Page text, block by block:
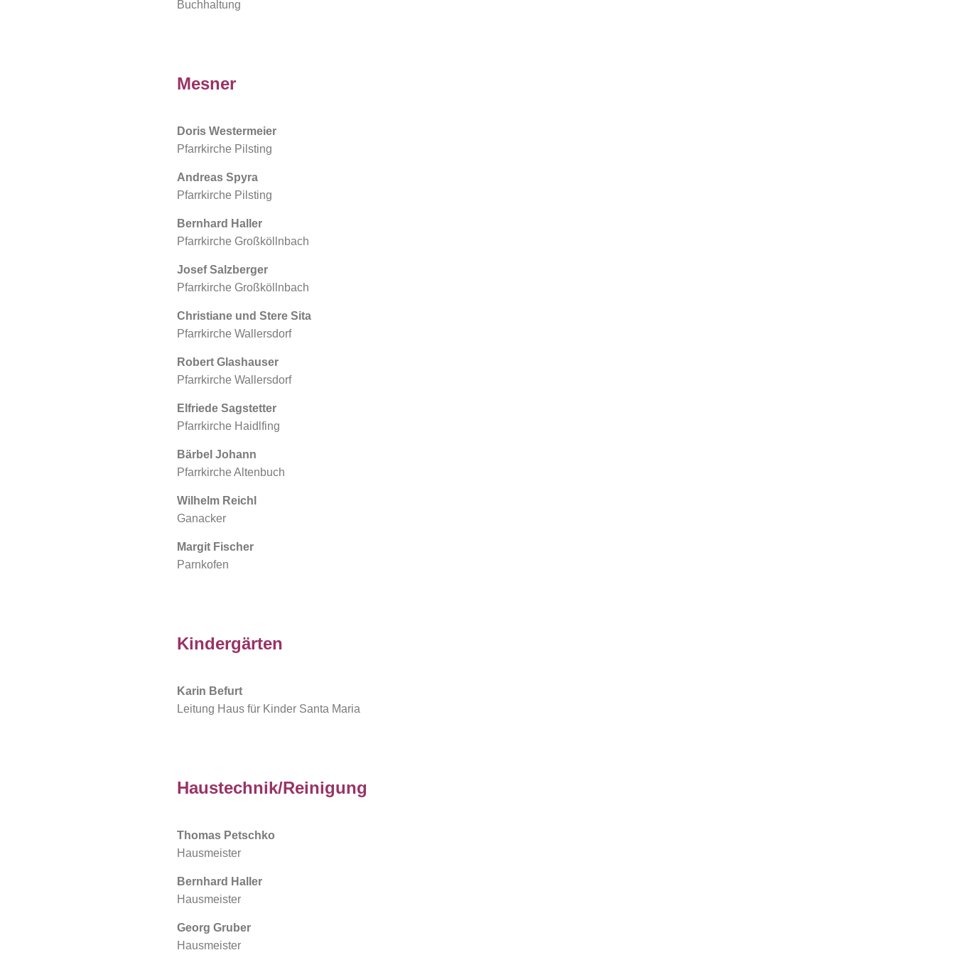
Buchhaltung
Mesner
Doris Westermeier
Pfarrkirche Pilsting
Andreas Spyra
Pfarrkirche Pilsting
Bernhard Haller
Pfarrkirche Großköllnbach
Josef Salzberger
Pfarrkirche Großköllnbach
Christiane und Stere Sita
Pfarrkirche Wallersdorf
Robert Glashauser
Pfarrkirche Wallersdorf
Elfriede Sagstetter
Pfarrkirche Haidlfing
Bärbel Johann
Pfarrkirche Altenbuch
Wilhelm Reichl
Ganacker
Margit Fischer
Parnkofen
Kindergärten
Karin Befurt
Leitung Haus für Kinder Santa Maria
Haustechnik/Reinigung
Thomas Petschko
Hausmeister
Bernhard Haller
Hausmeister
Georg Gruber
Hausmeister